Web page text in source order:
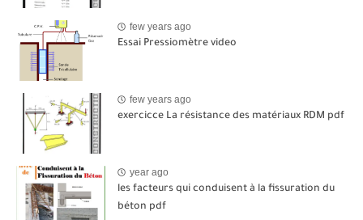
few years ago
Essai Pressiomètre video
few years ago
exercicce La résistance des matériaux RDM pdf
year ago
les facteurs qui conduisent à la fissuration du
béton pdf